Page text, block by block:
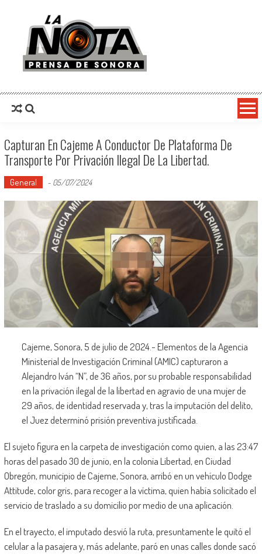
La Nota Prensa De Sonora
Capturan En Cajeme A Conductor De Plataforma De
Transporte Por Privación Ilegal De La Libertad.
General - 05/07/2024
Cajeme, Sonora, 5 de julio de 2024.- Elementos de la Agencia
Ministerial de Investigación Criminal (AMIC) capturaron a
Alejandro Iván “N”, de 36 años, por su probable responsabilidad
en la privación ilegal de la libertad en agravio de una mujer de
29 años, de identidad reservada y, tras la imputación del delito,
el Juez determinó prisión preventiva justificada.
El sujeto figura en la carpeta de investigación como quien, a las 23:47
horas del pasado 30 de junio, en la colonia Libertad, en Ciudad
Obregón, municipio de Cajeme, Sonora, arribó en un vehículo Dodge
Attitude, color gris, para recoger a la víctima, quien había solicitado el
servicio de traslado a su domicilio por medio de una aplicación.
En el trayecto, el imputado desvió la ruta, presuntamente le quitó el
celular a la pasajera y, más adelante, paró en unas calles donde sacó